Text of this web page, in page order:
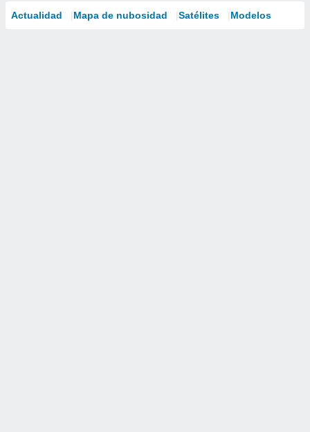
Actualidad Mapa de nubosidad Satélites Modelos